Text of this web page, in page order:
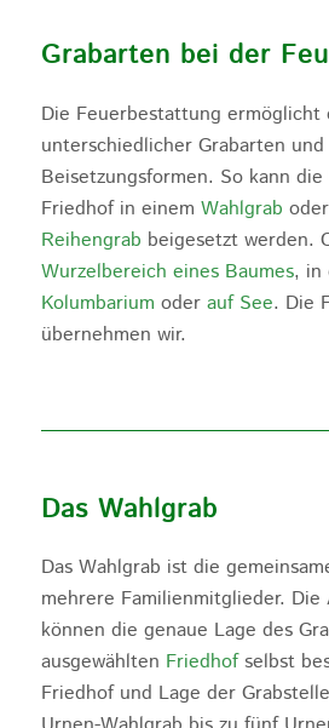
Grabarten bei der
Die Feuerbestattung ermöglicht
unterschiedlicher Grabarten und
Beisetzungsformen. So kann
Friedhof in einem Wahlgrab
Reihengrab beigesetzt werden.
Wurzelbereich eines Baumes, in
Kolumbarium oder auf See. Die
übernehmen wir.
Das Wahlgrab
Das Wahlgrab ist die
mehrere Familienmitglieder. Die
können die genaue Lage des
ausgewählten Friedhofselbst
Friedhof und Lage der